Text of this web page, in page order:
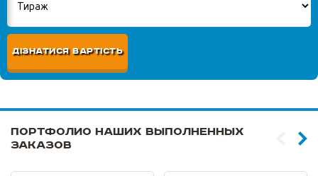
ДІЗНАТИСЯ ВАРТІСТЬ
Портфолио наших выполненных
заказов